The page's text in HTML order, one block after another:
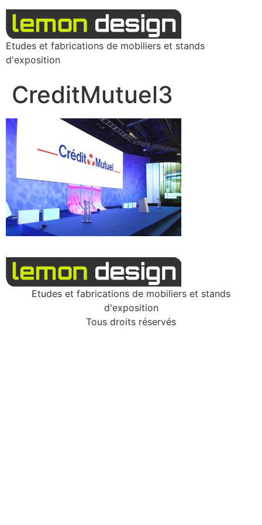
Etudes et fabrications de mobiliers et stands
d'exposition
CreditMutuel3
Etudes et fabrications de mobiliers et stands
d'exposition
Tous droits réservés